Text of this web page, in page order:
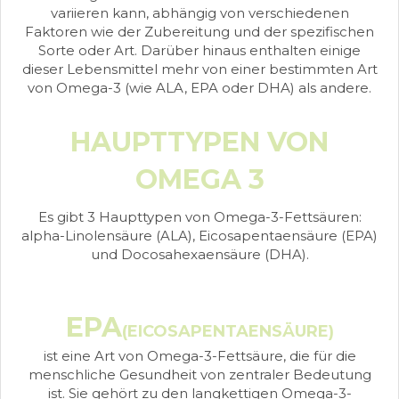
variieren kann, abhängig von verschiedenen
Faktoren wie der Zubereitung und der spezifischen
Sorte oder Art. Darüber hinaus enthalten einige
dieser Lebensmittel mehr von einer bestimmten Art
von Omega-3 (wie ALA, EPA oder DHA) als andere.
HAUPTTYPEN VON
OMEGA 3
Es gibt 3 Haupttypen von Omega-3-Fettsäuren:
alpha-Linolensäure (ALA), Eicosapentaensäure (EPA)
und Docosahexaensäure (DHA).
EPA(EICOSAPENTAENSÄURE)
ist eine Art von Omega-3-Fettsäure, die für die
menschliche Gesundheit von zentraler Bedeutung
ist. Sie gehört zu den langkettigen Omega-3-